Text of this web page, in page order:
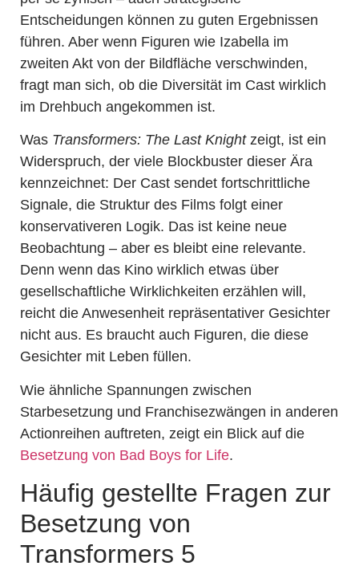
Entscheidungen können zu guten Ergebnissen
führen. Aber wenn Figuren wie Izabella im
zweiten Akt von der Bildfläche verschwinden,
fragt man sich, ob die Diversität im Cast wirklich
im Drehbuch angekommen ist.
Was Transformers: The Last Knightzeigt, ist ein
Widerspruch, der viele Blockbuster dieser Ära
kennzeichnet: Der Cast sendet fortschrittliche
Signale, die Struktur des Films folgt einer
konservativeren Logik. Das ist keine neue
Beobachtung – aber es bleibt eine relevante.
Denn wenn das Kino wirklich etwas über
gesellschaftliche Wirklichkeiten erzählen will,
reicht die Anwesenheit repräsentativer Gesichter
nicht aus. Es braucht auch Figuren, die diese
Gesichter mit Leben füllen.
Wie ähnliche Spannungen zwischen
Starbesetzung und Franchisezwängen in anderen
Actionreihen auftreten, zeigt ein Blick auf die
Besetzung von Bad Boys for Life.
Häufig gestellte Fragen zur
Besetzung von
Transformers 5